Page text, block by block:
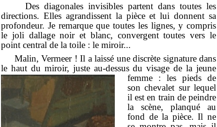
Des diagonales invisibles partent dans toutes les
directions. Elles agrandissent la pièce et lui donnent sa
profondeur. Je remarque que toutes les lignes, y compris
le joli dallage noir et blanc, convergent toutes vers le
point central de la toile : le miroir...
Malin, Vermeer ! Il a laissé une discrète signature dans
le haut du miroir, juste au-dessus duvisage de la jeune
femme : les pieds de
son chevalet sur lequel
il est en train de peindre
la scène, planqué au
fond de la pièce. Il ne